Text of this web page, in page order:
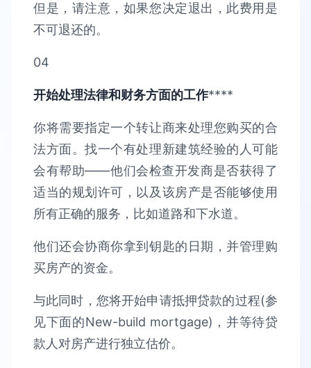
但是，请注意，如果您决定退出，此费用是
不可退还的。
04
开始处理法律和财务方面的工作****
你将需要指定一个转让商来处理您购买的合
法方面。找一个有处理新建筑经验的人可能
会有帮助——他们会检查开发商是否获得了
适当的规划许可，以及该房产是否能够使用
所有正确的服务，比如道路和下水道。
他们还会协商你拿到钥匙的日期，并管理购
买房产的资金。
与此同时，您将开始申请抵押贷款的过程(参
见下面的New-build mortgage)，并等待贷
款人对房产进行独立估价。